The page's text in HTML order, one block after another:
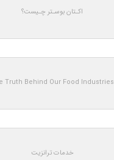
اکـتان بوسـتر چـیست؟
Truth Behind Our Food Industries
خدمات ترانزیت